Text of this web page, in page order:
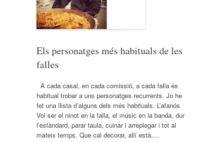
Els personatges més habituals de les
falles
A cada casal, en cada comissió, a cada falla és
habitual trobar a uns personatges recurrents. Jo he
fet una llista d’alguns dels més habituals. L’afanós
Vol ser el ninot en la falla, el músic en la banda, dur
l’estàndard, parar taula, cuinar i arreplegar i tot al
mateix temps. Que cal decorar, allí està,…